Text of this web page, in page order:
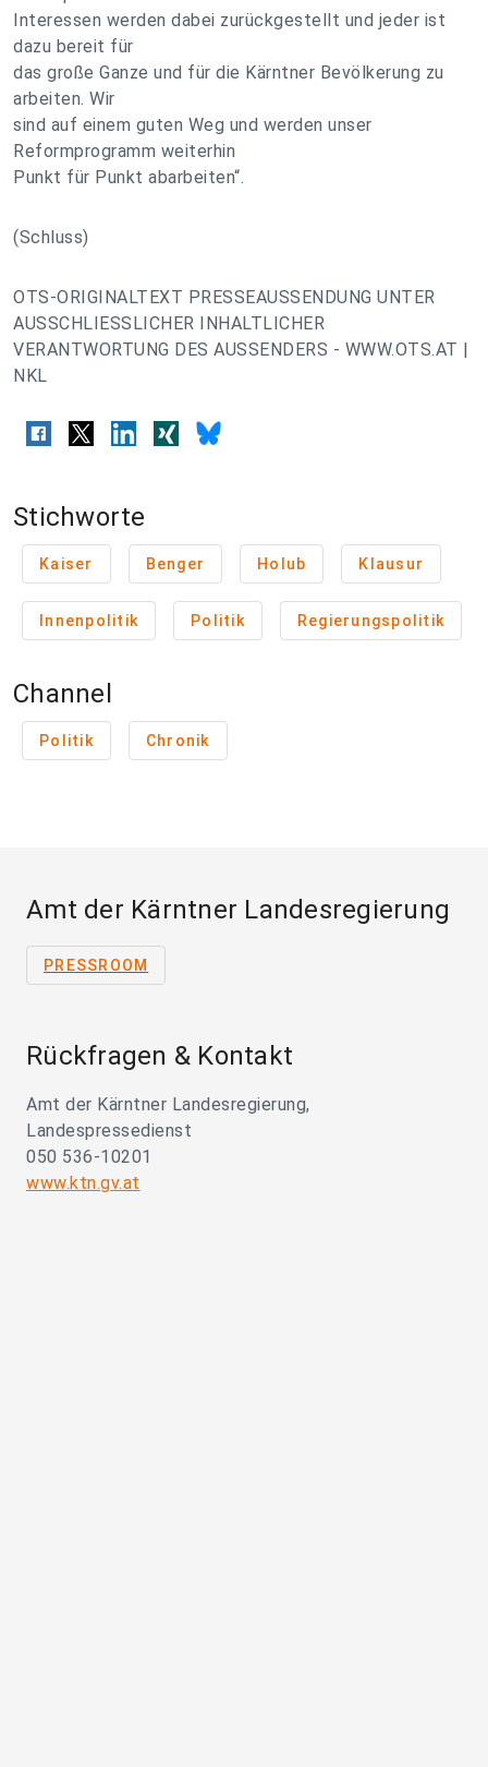
Interessen werden dabei zurückgestellt und jeder ist
dazu bereit für
das große Ganze und für die Kärntner Bevölkerung zu
arbeiten. Wir
sind auf einem guten Weg und werden unser
Reformprogramm weiterhin
Punkt für Punkt abarbeiten“.
(Schluss)
OTS-ORIGINALTEXT PRESSEAUSSENDUNG UNTER
AUSSCHLIESSLICHER INHALTLICHER
VERANTWORTUNG DES AUSSENDERS - WWW.OTS.AT |
NKL
Stichworte
Kaiser Benger Holub Klausur
Innenpolitik Politik Regierungspolitik
Channel
Politik Chronik
Amt der Kärntner Landesregierung
PRESSROOM
Rückfragen & Kontakt
Amt der Kärntner Landesregierung,
Landespressedienst
050 536-10201
www.ktn.gv.at